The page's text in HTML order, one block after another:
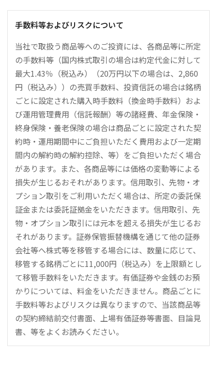
手数料等およびリスクについて
当社で取扱う商品等へのご投資には、各商品等に所定
の手数料等（国内株式取引の場合は約定代金に対して
最大1.43％（税込み）（20万円以下の場合は、2,860
円（税込み））の売買手数料、投資信託の場合は銘柄
ごとに設定された購入時手数料（換金時手数料）およ
び運用管理費用（信託報酬）等の諸経費、年金保険・
終身保険・養老保険の場合は商品ごとに設定された契
約時・運用期間中にご負担いただく費用および一定期
間内の解約時の解約控除、等）をご負担いただく場合
があります。また、各商品等には価格の変動等による
損失が生じるおそれがあります。信用取引、先物・オ
プション取引をご利用いただく場合は、所定の委託保
証金または委託証拠金をいただきます。信用取引、先
物・オプション取引には元本を超える損失が生じるお
それがあります。証券保管振替機構を通じて他の証券
会社等へ株式等を移管する場合には、数量に応じて、
移管する銘柄ごとに11,000円（税込み）を上限額とし
て移管手数料をいただきます。有価証券や金銭のお預
かりについては、料金をいただきません。商品ごとに
手数料等およびリスクは異なりますので、当該商品等
の契約締結前交付書面、上場有価証券等書面、目論見
書、等をよくお読みください。